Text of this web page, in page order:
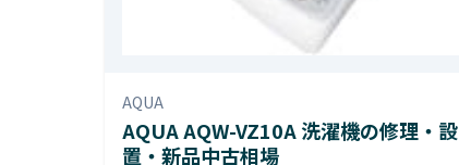
AQUA
AQUA AQW-VZ10A 洗濯機の修理・設
置・新品中古相場